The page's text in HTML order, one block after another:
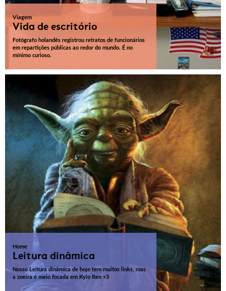
Viagem
Vida de escritório
Fotógrafo holandês registrou retratos de funcionários
em repartições públicas ao redor do mundo. É no
mínimo curioso.
Home
Leitura dinâmica
Nosso Leitura dinâmica de hoje tem muitos links, mas
a zoeira é meio focada em Kylo Ren <3